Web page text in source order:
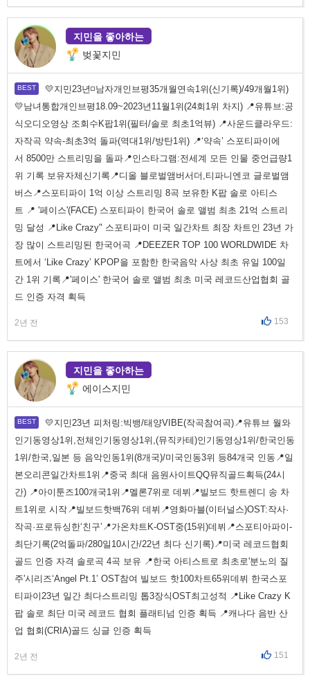
지민을 좋아하는
벚꽃지민
💛지민23년◽남자개인브평35개월연속1위(신기록)/49개월1위)
💛남녀통합개인브평18.09~2023년11월1위(24회1위 차지) 📍유튜브:공
식오디오영상 조회수K팝1위(필터/솔로 최초1억뷰) 📍사운드클라우드:
자작곡 약속-최초3억 돌파(역대1위/방탄1위) 📍‘약속’ 스포티파이에
서 8500만 스트리밍을 돌파📍인스타그램:전세계 모든 인물 중언급량1
위 기록 보유자체신기록📍디올 블로벌앰버서더,티파니엔코 글로벌앰
버스📍스포티파이 1억 이상 스트리밍 8곡 보유한 K팝 솔로 아티스
트 📍 '페이스'(FACE) 스포티파이 한국어 솔로 앨범 최초 21억 스트리
밍 달성 📍Like Crazy" 스포티파이 미국 일간차트 최장 차트인 23년 가
장 많이 스트리밍된 한국어곡 📍DEEZER TOP 100 WORLDWIDE 차
트에서 ‘Like Crazy’ KPOP을 포함한 한국음악 사상 최초 유일 100일
간 1위 기록📍'페이스' 한국어 솔로 앨범 최초 미국 레코드산업협회 골
드 인증 자격 획득
2년 전 153
지민을 좋아하는
에이스지민
💛지민23년 피처링:빅뱅/태양VIBE(작곡참여곡)📍유튜브 월와
인기동영상1위,전체인기동영상1위,(뮤직카테)인기동영상1위/한국인동
1위/한국,일본 등 음악인동1위(8개국)/미국인동3위 등84개국 인동📍일
본오리콘일간차트1위📍중국 최대 음원사이트QQ뮤직골드획득(24시
간) 📍아이툰즈100개국1위📍멜론7위로 데뷔📍빌보드 핫트렌디 송 차
트1위로 시작📍빌보드핫백76위 데뷔📍영화마블(이터널스)OST:작사·
작곡·프로듀싱한‘친구’📍가온챠트K-OST중(15위)데뷔📍스포티아파이-
최단기록(2억돌파/280일10시간/22년 최다 신기록)📍미국 레코드협회
골드 인증 자격 솔로곡 4곡 보유 📍한국 아티스트로 최초로'분노의 질
주'시리즈‘Angel Pt.1’ OST참여 빌보드 핫100차트65위데뷔 한국스포
티파이23년 일간 최다스트리밍 톱3장식OST최고성적 📍Like Crazy K
팝 솔로 최단 미국 레코드 협회 플래티넘 인증 획득 📍캐나다 음반 산
업 협회(CRIA)골드 싱글 인증 획득
2년 전 151